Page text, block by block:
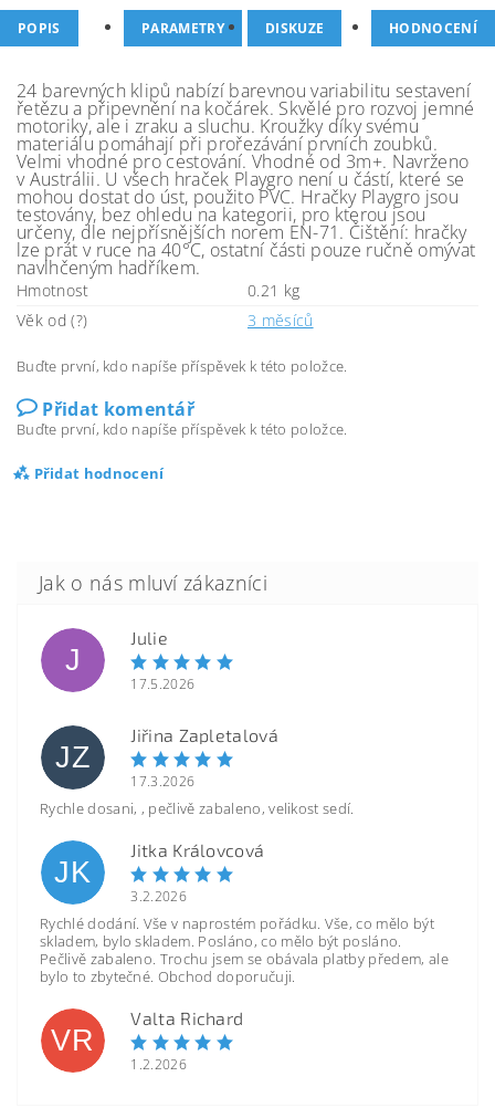
POPIS PARAMETRY DISKUZE HODNOCENÍ
24 barevných klipů nabízí barevnou variabilitu sestavení
řetězu a připevnění na kočárek. Skvělé pro rozvoj jemné
motoriky, ale i zraku a sluchu. Kroužky díky svému
materiálu pomáhají při prořezávání prvních zoubků.
Velmi vhodné pro cestování. Vhodné od 3m+. Navrženo
v Austrálii. U všech hraček Playgro není u částí, které se
mohou dostat do úst, použito PVC. Hračky Playgro jsou
testovány, bez ohledu na kategorii, pro kterou jsou
určeny, dle nejpřísnějších norem EN-71. Čištění: hračky
lze prát v ruce na 40°C, ostatní části pouze ručně omývat
navlhčeným hadříkem.
Hmotnost
0.21 kg
Věk od (?)
3 měsíců
Buďte první, kdo napíše příspěvek k této položce.
Přidat komentář
Buďte první, kdo napíše příspěvek k této položce.
Přidat hodnocení
J
Julie
17.5.2026
JZ
Jiřina Zapletalová
17.3.2026
Rychle dosani, , pečlivě zabaleno, velikost sedí.
JK
Jitka Královcová
3.2.2026
Rychlé dodání. Vše v naprostém pořádku. Vše, co mělo být
skladem, bylo skladem. Posláno, co mělo být posláno.
Pečlivě zabaleno. Trochu jsem se obávala platby předem, ale
bylo to zbytečné. Obchod doporučuji.
VR
Valta Richard
1.2.2026